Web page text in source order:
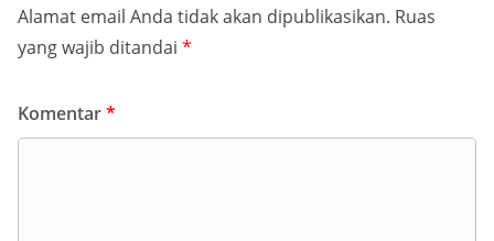
Alamat email Anda tidak akan dipublikasikan. Ruas
yang wajib ditandai *
Komentar*